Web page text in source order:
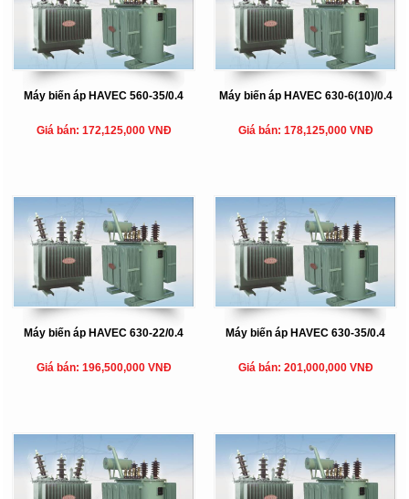
Máy biến áp HAVEC 560-35/0.4
Giá bán: 172,125,000 VNĐ
Máy biến áp HAVEC 630-6(10)/0.4
Giá bán: 178,125,000 VNĐ
Máy biến áp HAVEC 630-22/0.4
Giá bán: 196,500,000 VNĐ
Máy biến áp HAVEC 630-35/0.4
Giá bán: 201,000,000 VNĐ